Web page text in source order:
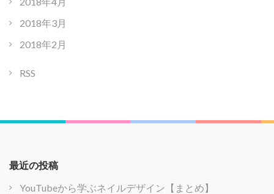
2018年3月
2018年2月
RSS
最近の投稿
YouTubeから学ぶネイルデザイン【まとめ】